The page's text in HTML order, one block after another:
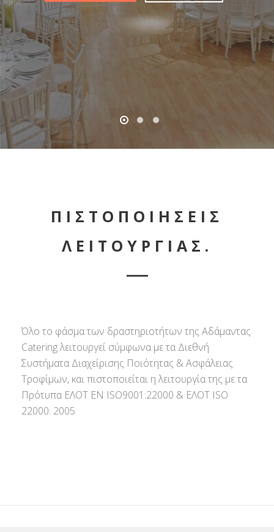
ΠΙΣΤΟΠΟΙΗΣΕΙΣ
ΛΕΙΤΟΥΡΓΙΑΣ.
Όλο το φάσμα των δραστηριοτήτων της Αδάμαντας
Catering λειτουργεί σύμφωνα με τα Διεθνή
Συστήματα Διαχείρισης Ποιότητας & Ασφάλειας
Τροφίμων, και πιστοποιείται η λειτουργία της με τα
Πρότυπα ΕΛΟΤ ΕΝ ISO9001:22000 & ΕΛΟΤ ISO
22000: 2005